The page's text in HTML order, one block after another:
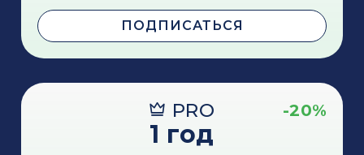
ПОДПИСАТЬСЯ
PRO -20%
1 год